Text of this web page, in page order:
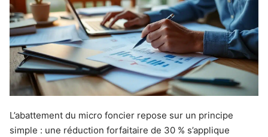
L’abattement du micro foncier repose sur un principe
simple : une réduction forfaitaire de 30 % s’applique